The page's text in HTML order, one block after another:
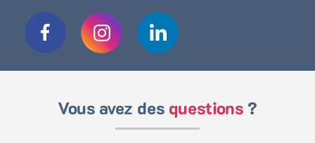
Vous avez des questions ?